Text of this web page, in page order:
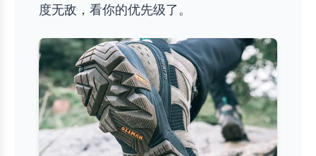
度无敌，看你的优先级了。